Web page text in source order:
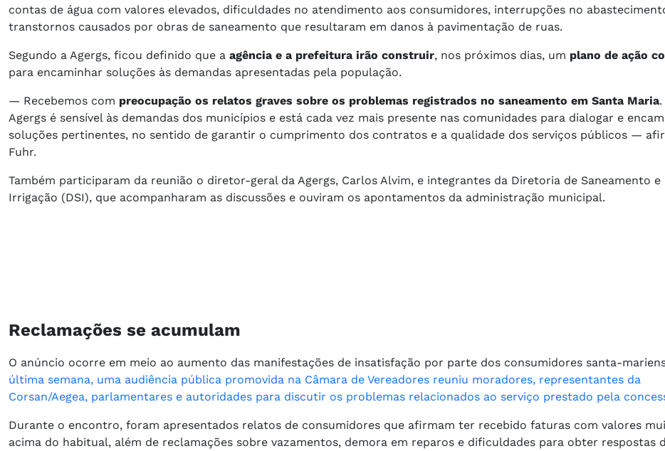
contas de água com valores elevados, dificuldades no atendimento aos consumidores, interrupções no
transtornos causados por obras de saneamento que resultaram em danos à pavimentação de ruas.
Segundo a Agergs, ficou definido que a agência e a prefeitura irão construir, nos próximos dias, um plano de ação
para encaminhar soluções às demandas apresentadas pela população.
— Recebemos com preocupação os relatos graves sobre os problemas registrados no saneamento em Santa Maria.
Agergs é sensível às demandas dos municípios e está cada vez mais presente nas comunidades para dialogar e
soluções pertinentes, no sentido de garantir o cumprimento dos contratos e a qualidade dos serviços públicos —
Fuhr.
Também participaram da reunião o diretor-geral da Agergs, Carlos Alvim, e integrantes da Diretoria de Saneamento e
Irrigação (DSI), que acompanharam as discussões e ouviram os apontamentos da administração municipal.
Reclamações se acumulam
O anúncio ocorre em meio ao aumento das manifestações de insatisfação por parte dos consumidores santa-
última semana, uma audiência pública promovida na Câmara de Vereadores reuniu moradores, representantes da
Corsan/Aegea, parlamentares e autoridades para discutir os problemas relacionados ao serviço prestado pela
Durante o encontro, foram apresentados relatos de consumidores que afirmam ter recebido faturas com valores
acima do habitual, além de reclamações sobre vazamentos, demora em reparos e dificuldades para obter respostas